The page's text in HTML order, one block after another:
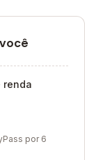
renda
por 6